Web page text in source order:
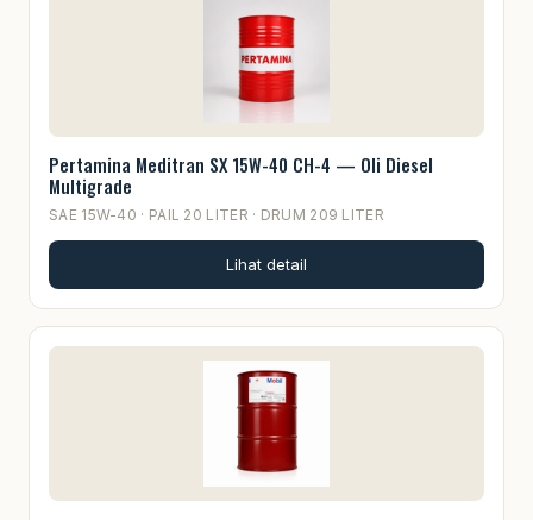
Pertamina Meditran SX 15W-40 CH-4 — Oli Diesel
Multigrade
SAE 15W-40 · PAIL 20 LITER · DRUM 209 LITER
Lihat detail